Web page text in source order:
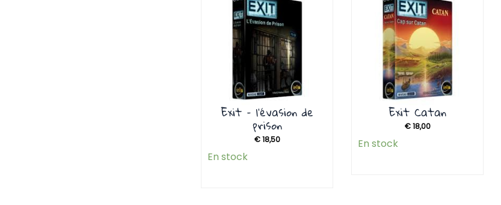
Exit – l’évasion de
prison
€18,50
En stock
Exit Catan
€18,00
En stock